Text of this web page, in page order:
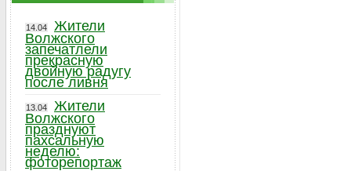
14.04
Жители
Волжского
запечатлели
прекрасную
двойную радугу
после ливня
13.04
Жители
Волжского
празднуют
пахсальную
неделю:
фоторепортаж